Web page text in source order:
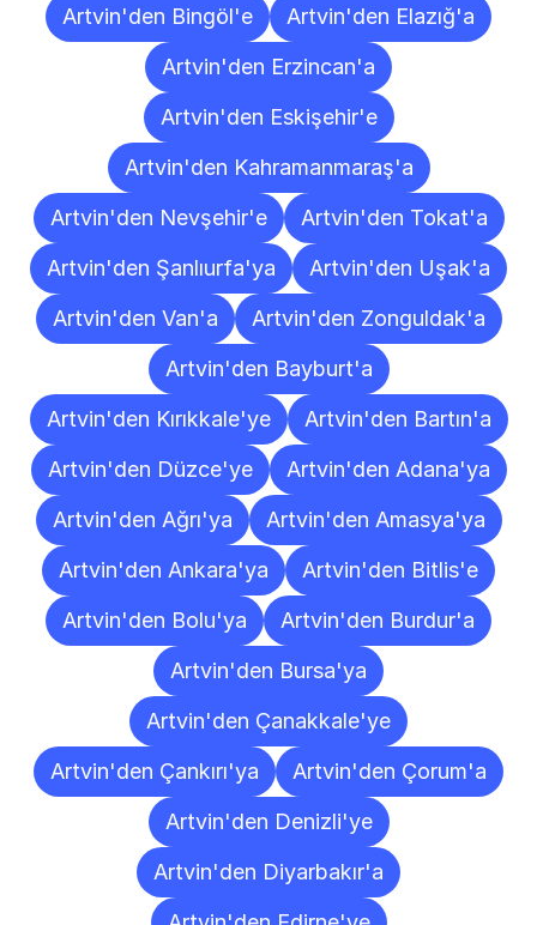
Artvin'den Bingöl'e
Artvin'den Elazığ'a
Artvin'den Erzincan'a
Artvin'den Eskişehir'e
Artvin'den Kahramanmaraş'a
Artvin'den Nevşehir'e
Artvin'den Tokat'a
Artvin'den Şanlıurfa'ya
Artvin'den Uşak'a
Artvin'den Van'a
Artvin'den Zonguldak'a
Artvin'den Bayburt'a
Artvin'den Kırıkkale'ye
Artvin'den Bartın'a
Artvin'den Düzce'ye
Artvin'den Adana'ya
Artvin'den Ağrı'ya
Artvin'den Amasya'ya
Artvin'den Ankara'ya
Artvin'den Bitlis'e
Artvin'den Bolu'ya
Artvin'den Burdur'a
Artvin'den Bursa'ya
Artvin'den Çanakkale'ye
Artvin'den Çankırı'ya
Artvin'den Çorum'a
Artvin'den Denizli'ye
Artvin'den Diyarbakır'a